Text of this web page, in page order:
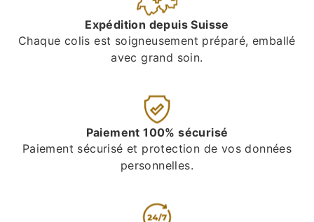
Expédition depuis Suisse
Chaque colis est soigneusement préparé, emballé
avec grand soin.
Paiement 100% sécurisé
Paiement sécurisé et protection de vos données
personnelles.